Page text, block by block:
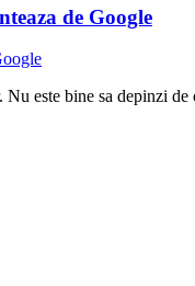
de Google
este bine sa depinzi